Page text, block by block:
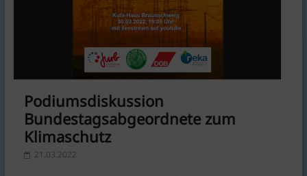
Podiumsdiskussion
Bundestagsabgeordnete zum
Klimaschutz
21.03.2022